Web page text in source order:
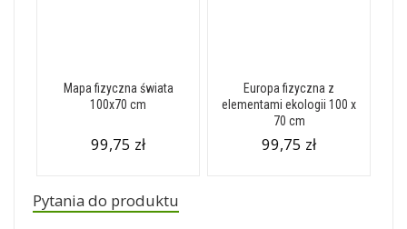
Mapa fizyczna świata
100x70 cm
99,75 zł
Europa fizyczna z
elementami ekologii 100 x
70 cm
99,75 zł
Pytania do produktu